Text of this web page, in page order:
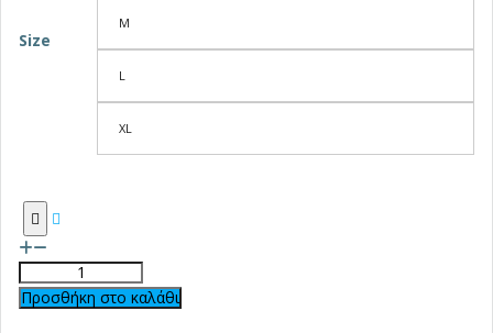
Size
M
L
XL
Προσθήκη στο καλάθι